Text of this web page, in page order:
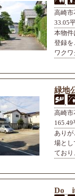
,
高崎市
33.05
本物件
登録を
ワクワ
緑地
,
高崎市
ありが
場とし
ており
Do it